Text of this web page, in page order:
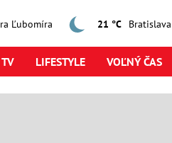
Ľubomíra 21 °C
LIFESTYLE VOĽNÝ ČAS